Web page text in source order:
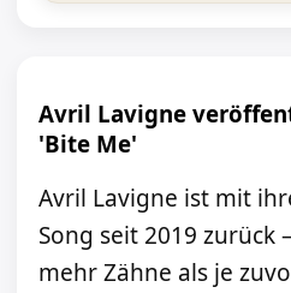
Avril Lavigne
'Bite Me'
Avril Lavigne ist mit
Song seit 2019 zurück
mehr Zähne als je